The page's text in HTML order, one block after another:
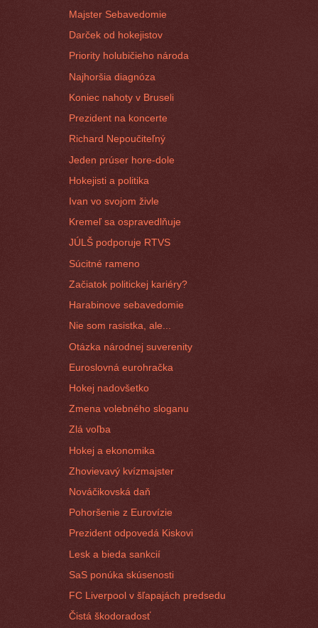
Majster Sebavedomie
Darček od hokejistov
Priority holubičieho národa
Najhoršia diagnóza
Koniec nahoty v Bruseli
Prezident na koncerte
Richard Nepoučiteľný
Jeden prúser hore-dole
Hokejisti a politika
Ivan vo svojom živle
Kremeľ sa ospravedlňuje
JÚLŠ podporuje RTVS
Súcitné rameno
Začiatok politickej kariéry?
Harabinove sebavedomie
Nie som rasistka, ale...
Otázka národnej suverenity
Euroslovná eurohračka
Hokej nadovšetko
Zmena volebného sloganu
Zlá voľba
Hokej a ekonomika
Zhovievavý kvízmajster
Nováčikovská daň
Pohoršenie z Eurovízie
Prezident odpovedá Kiskovi
Lesk a bieda sankcií
SaS ponúka skúsenosti
FC Liverpool v šľapajách predsedu
Čistá škodoradosť